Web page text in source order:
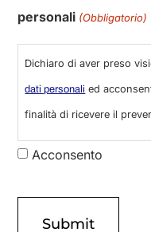
personali (Obbligatorio)
Dichiaro di aver preso
dati personali ed
finalità di ricevere il
Acconsento